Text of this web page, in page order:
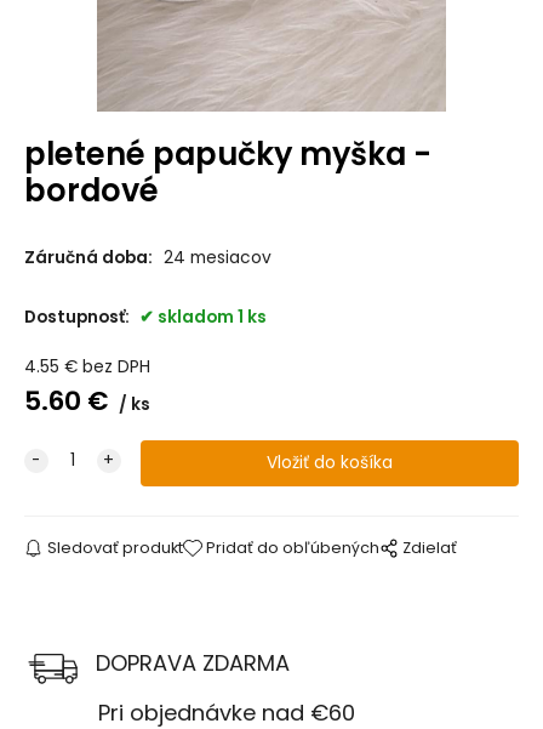
pletené papučky myška -
bordové
Záručná doba: 24 mesiacov
Dostupnosť: skladom 1 ks
4.55 € bez DPH
5.60 € ks
Sledovať produkt Pridať do obľúbených Zdielať
DOPRAVA ZDARMA
Pri objednávke nad €60